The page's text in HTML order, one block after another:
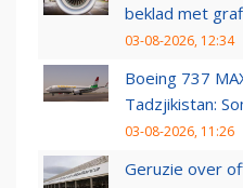
beklad met
03-08-2026, 12:34
Boeing 737
Tadzjikistan:
03-08-2026, 11:26
Geruzie over